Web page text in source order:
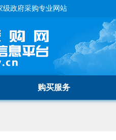
级政府采购专业网站
购买服务